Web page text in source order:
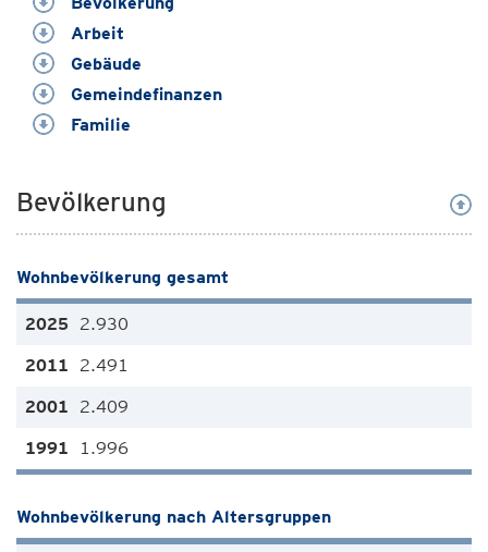
Arbeit
Gebäude
Gemeindefinanzen
Familie
Bevölkerung
Wohnbevölkerung gesamt
2.930
2.491
2.409
1.996
Wohnbevölkerung nach Altersgruppen